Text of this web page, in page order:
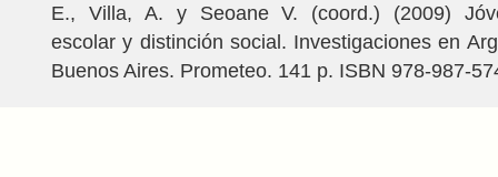
E., Villa, A. y Seoane V. (coord.) (2009)
escolar y distinción social. Investigaciones en
Buenos Aires. Prometeo. 141 p. ISBN 978-987-